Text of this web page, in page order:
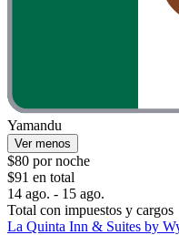
Yamandu
Ver menos
$80 por noche
$91 en total
14 ago. - 15 ago.
Total con impuestos y cargos
La Quinta Inn & Suites by